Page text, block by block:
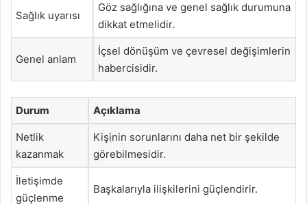
Sağlık uyarısı
Göz sağlığına ve genel sağlık durumuna
dikkat etmelidir.
Genel anlam
İçsel dönüşüm ve çevresel değişimlerin
habercisidir.
Durum Açıklama
Netlik
kazanmak
Kişinin sorunlarını daha net bir şekilde
görebilmesidir.
İletişimde
güçlenme
Başkalarıyla ilişkilerini güçlendirir.